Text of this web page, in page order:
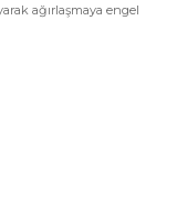
ağırlaşmaya engel